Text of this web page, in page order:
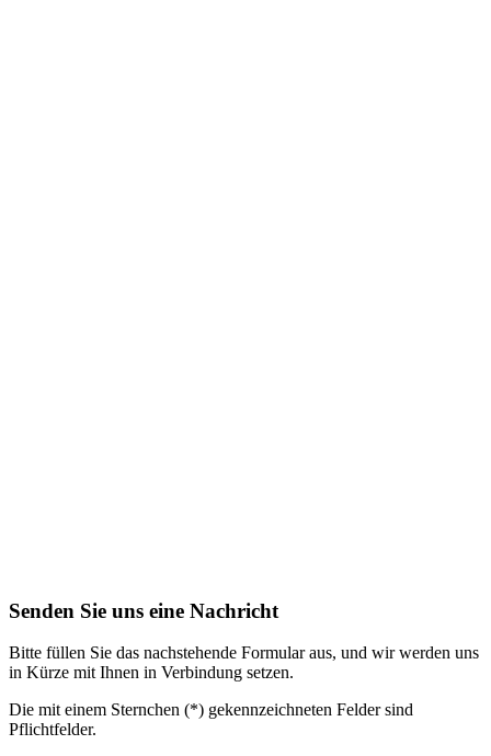
Senden Sie uns eine Nachricht
Bitte füllen Sie das nachstehende Formular aus, und wir werden uns
in Kürze mit Ihnen in Verbindung setzen.
Die mit einem Sternchen (*) gekennzeichneten Felder sind
Pflichtfelder.